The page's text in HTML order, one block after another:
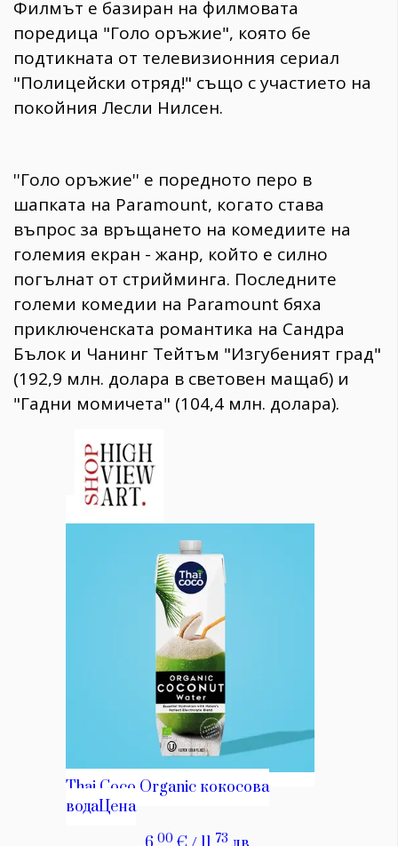
Филмът е базиран на филмовата
поредица "Голо оръжие", която бе
подтикната от телевизионния сериал
"Полицейски отряд!" също с участието на
покойния Лесли Нилсен.
''Голо оръжие'' е поредното перо в
шапката на Paramount, когато става
въпрос за връщането на комедиите на
големия екран - жанр, който е силно
погълнат от стрийминга. Последните
големи комедии на Paramount бяха
приключенската романтика на Сандра
Бълок и Чанинг Тейтъм "Изгубеният град"
(192,9 млн. долара в световен мащаб) и
"Гадни момичета" (104,4 млн. долара).